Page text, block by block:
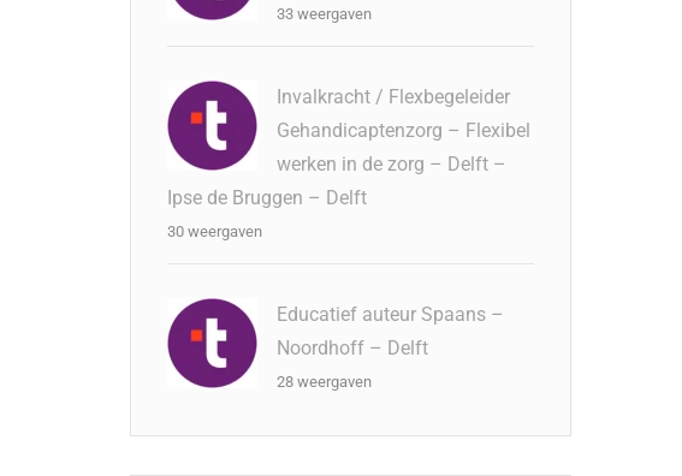
33 weergaven
Invalkracht / Flexbegeleider
Gehandicaptenzorg – Flexibel
werken in de zorg – Delft –
Ipse de Bruggen – Delft
30 weergaven
Educatief auteur Spaans –
Noordhoff – Delft
28 weergaven